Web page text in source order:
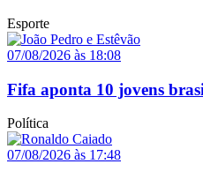
Esporte
07/08/2026 às 18:08
Fifa aponta 10 jovens
Política
07/08/2026 às 17:48